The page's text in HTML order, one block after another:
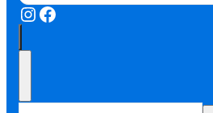
Instagram
Facebook